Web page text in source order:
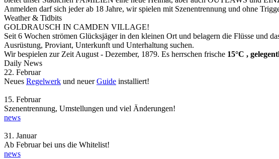
Anmelden darf sich jeder ab 18 Jahre, wir spielen mit Szenentrennung und ohne
Weather & Tidbits
GOLDRAUSCH IN CAMDEN VILLAGE!
Seit 6 Wochen strömen Glücksjäger in den kleinen Ort und belagern die Flüsse und
Ausrüstung, Proviant, Unterkunft und Unterhaltung suchen.
Wir bespielen zur Zeit August - Dezember, 1879. Es herrschen frische 15°C ,
Daily News
22. Februar
Neues Regelwerk und neuerGuide installiert!
15. Februar
Szenentrennung, Umstellungen und viel Änderungen!
news
31. Januar
Ab Februar bei uns die Whitelist!
news